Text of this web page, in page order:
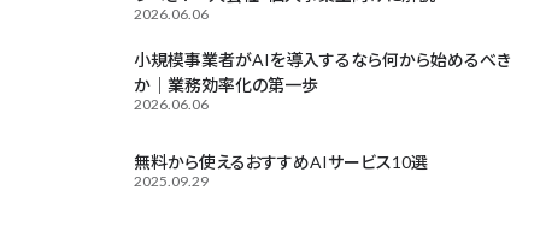
2026.06.06
小規模事業者がAIを導入するなら何から始めるべき
か｜業務効率化の第一歩
2026.06.06
無料から使えるおすすめAIサービス10選
2025.09.29